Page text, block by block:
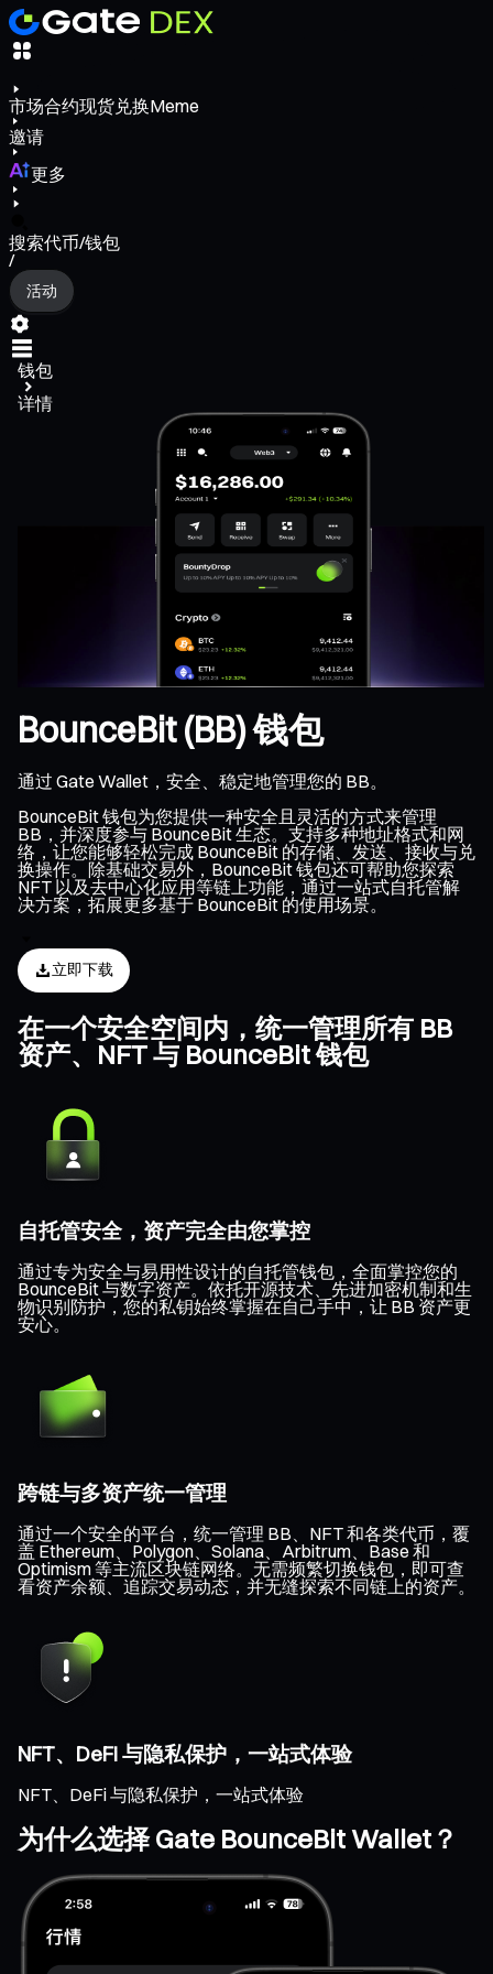
市场合约现货兑换Meme
邀请
更多
搜索代币/钱包
/
活动
钱包
详情
BounceBit (BB) 钱包
通过 Gate Wallet，安全、稳定地管理您的 BB。
BounceBit 钱包为您提供一种安全且灵活的方式来管理
BB，并深度参与 BounceBit 生态。支持多种地址格式和网
络，让您能够轻松完成 BounceBit 的存储、发送、接收与兑
换操作。除基础交易外，BounceBit 钱包还可帮助您探索
NFT 以及去中心化应用等链上功能，通过一站式自托管解
决方案，拓展更多基于 BounceBit 的使用场景。
立即下载
在一个安全空间内，统一管理所有 BB
资产、NFT 与 BounceBit 钱包
自托管安全，资产完全由您掌控
通过专为安全与易用性设计的自托管钱包，全面掌控您的
BounceBit 与数字资产。依托开源技术、先进加密机制和生
物识别防护，您的私钥始终掌握在自己手中，让 BB 资产更
安心。
跨链与多资产统一管理
通过一个安全的平台，统一管理 BB、NFT 和各类代币，覆
盖 Ethereum、Polygon、Solana、Arbitrum、Base 和
Optimism 等主流区块链网络。无需频繁切换钱包，即可查
看资产余额、追踪交易动态，并无缝探索不同链上的资产。
NFT、DeFi 与隐私保护，一站式体验
NFT、DeFi 与隐私保护，一站式体验
为什么选择 Gate BounceBit Wallet？